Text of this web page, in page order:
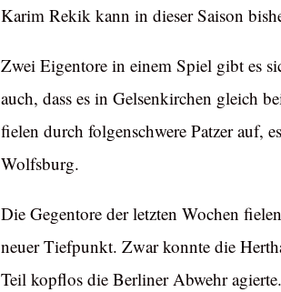
Karim Rekik kann in dieser Saison
Zwei Eigentore in einem Spiel gibt es
auch, dass es in Gelsenkirchen gleich
fielen durch folgenschwere Patzer auf,
Wolfsburg.
Die Gegentore der letzten Wochen
neuer Tiefpunkt. Zwar konnte die
Teil kopflos die Berliner Abwehr